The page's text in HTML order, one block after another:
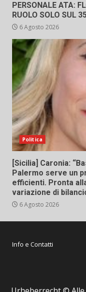
PERSONALE ATA:
RUOLO SOLO SUL
6 Agosto 2026
Politica
[Sicilia] Caronia:
Palermo serve un
efficienti. Pronta
variazione di
6 Agosto 2026
Info e Contatti